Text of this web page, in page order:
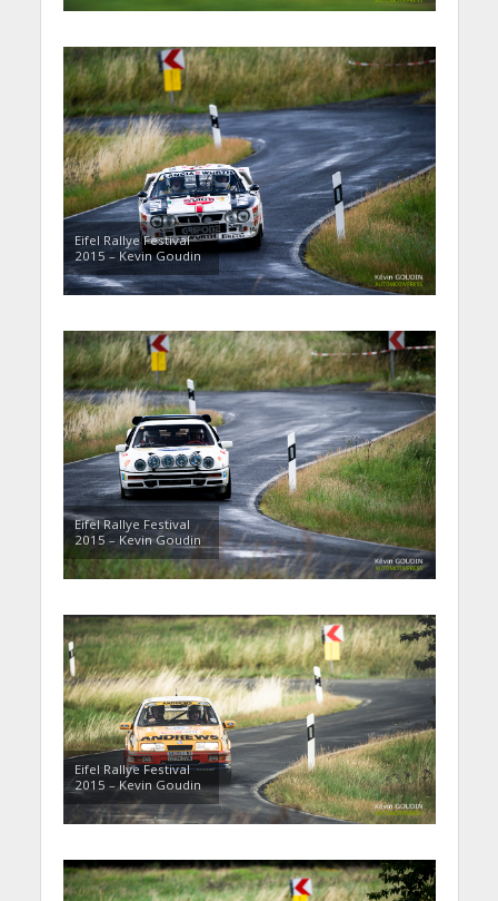
Eifel Rallye Festival
2015 – Kevin Goudin
Eifel Rallye Festival
2015 – Kevin Goudin
Eifel Rallye Festival
2015 – Kevin Goudin